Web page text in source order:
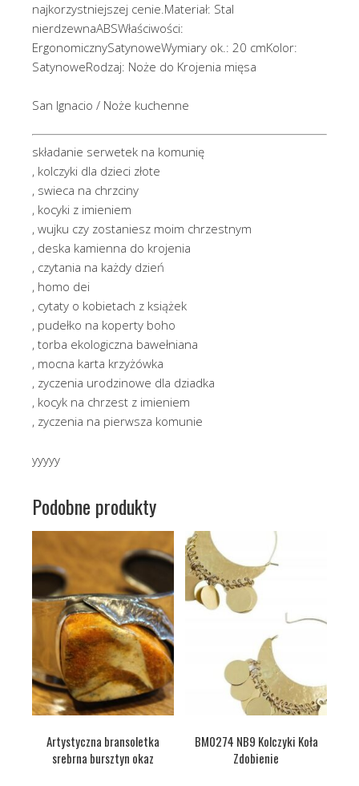
najkorzystniejszej cenie.Materiał: Stal
nierdzewnaABSWłaściwości:
ErgonomicznySatynoweWymiary ok.: 20 cmKolor:
SatynoweRodzaj: Noże do Krojenia mięsa
San Ignacio / Noże kuchenne
składanie serwetek na komunię
, kolczyki dla dzieci złote
, swieca na chrzciny
, kocyki z imieniem
, wujku czy zostaniesz moim chrzestnym
, deska kamienna do krojenia
, czytania na każdy dzień
, homo dei
, cytaty o kobietach z książek
, pudełko na koperty boho
, torba ekologiczna bawełniana
, mocna karta krzyżówka
, zyczenia urodzinowe dla dziadka
, kocyk na chrzest z imieniem
, zyczenia na pierwsza komunie
yyyyy
Podobne produkty
Artystyczna bransoletka
srebrna bursztyn okaz
BM0274 NB9 Kolczyki Koła
Zdobienie